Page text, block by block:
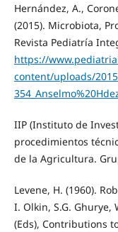
Hernández, A.,
(2015). Microbiota,
Revista Pediatría
https://
content/uploads/
IIP (Instituto de
procedimientos
de la Agricultura.
Levene, H. (1960).
I. Olkin, S.G. Ghurye,
(Eds), Contributions